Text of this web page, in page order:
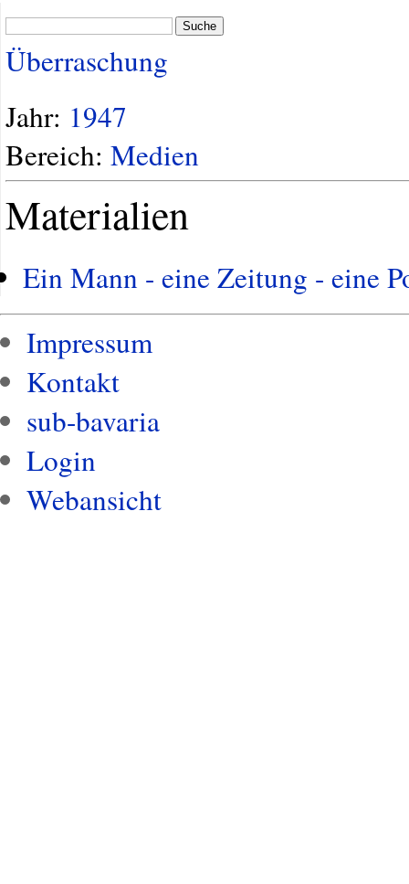
Suche
Überraschung
Jahr: 1947
Bereich: Medien
Materialien
Ein Mann - eine Zeitung - eine
Impressum
Kontakt
sub-bavaria
Login
Webansicht